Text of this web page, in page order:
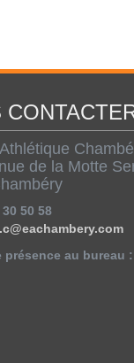
de la Motte
50 58
présence au bureau